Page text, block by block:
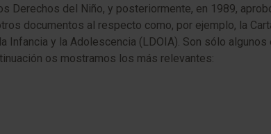
Derechos del Niño, y posteriormente, en 1989,
documentos al respecto como, por ejemplo, la
y la Adolescencia (LDOIA). Son sólo
os mostramos los más relevantes: